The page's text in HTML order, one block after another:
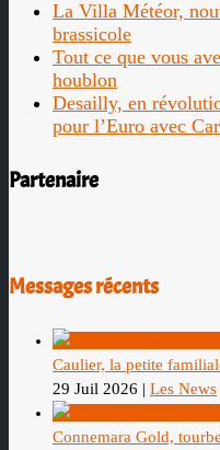
La Villa Météor,
brassicole
Tout ce que vous
houblon
Desailly, en
pour l’Euro avec
Partenaire
Messages récents
Caulier, la petite
29 Juil 2026 | Les News
Connemara Gold,